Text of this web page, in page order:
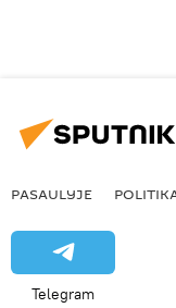
PASAULYJE
Telegram